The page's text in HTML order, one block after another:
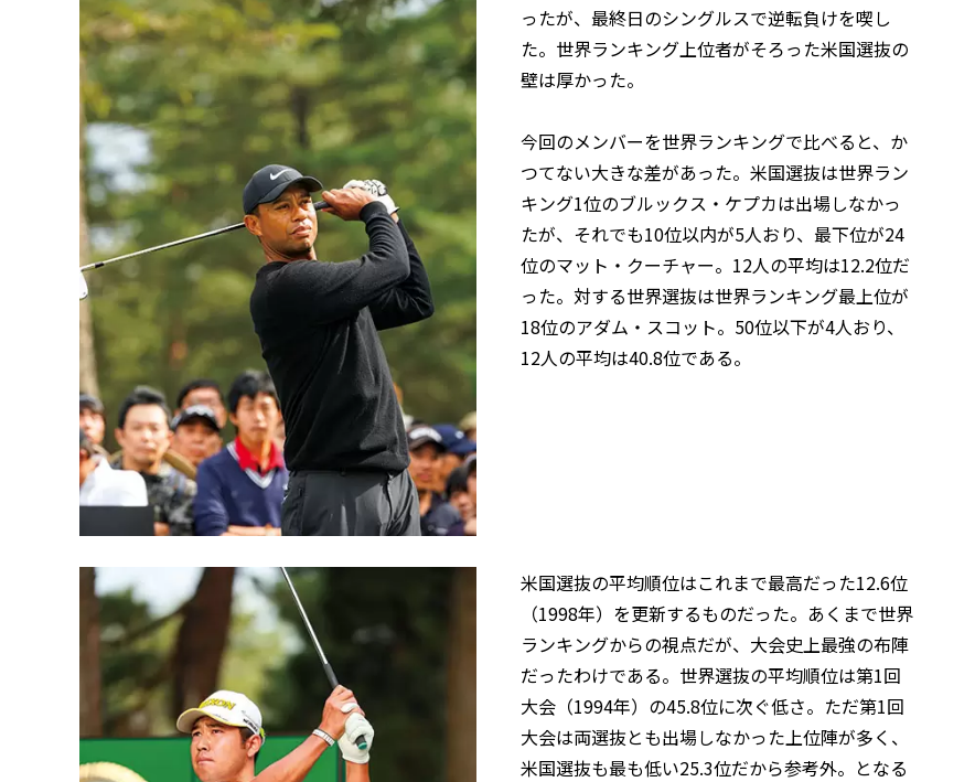
ったが、最終日のシングルスで逆転負けを喫し
た。世界ランキング上位者がそろった米国選抜の
壁は厚かった。
今回のメンバーを世界ランキングで比べると、か
つてない大きな差があった。米国選抜は世界ラン
キング1位のブルックス・ケプカは出場しなかっ
たが、それでも10位以内が5人おり、最下位が24
位のマット・クーチャー。12人の平均は12.2位だ
った。対する世界選抜は世界ランキング最上位が
18位のアダム・スコット。50位以下が4人おり、
12人の平均は40.8位である。
米国選抜の平均順位はこれまで最高だった12.6位
（1998年）を更新するものだった。あくまで世界
ランキングからの視点だが、大会史上最強の布陣
だったわけである。世界選抜の平均順位は第1回
大会（1994年）の45.8位に次ぐ低さ。ただ第1回
大会は両選抜とも出場しなかった上位陣が多く、
米国選抜も最も低い25.3位だから参考外。となる